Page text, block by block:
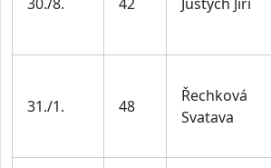
31./1. 48
Řechková
Svatava